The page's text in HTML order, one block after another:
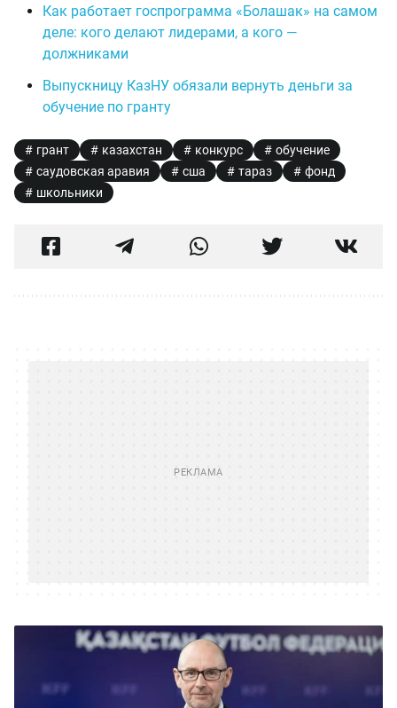
Как работает госпрограмма «Болашак» на самом
деле: кого делают лидерами, а кого —
должниками
Выпускницу КазНУ обязали вернуть деньги за
обучение по гранту
грант казахстан конкурс
обучение
саудовская аравия
сша тараз
фонд
школьники